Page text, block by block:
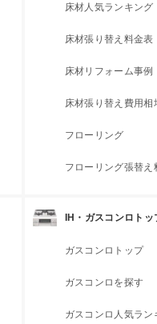
床材人気ランキング
床材張り替え料金表
床材リフォーム事例
床材張り替え費用相
フローリング
フローリング張替え
IH・ガスコンロトッ
ガスコンロトップ
ガスコンロを探す
ガスコンロ人気ラン